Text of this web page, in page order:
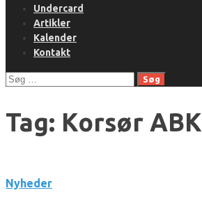
Undercard
Artikler
Kalender
Kontakt
Søg
Tag: Korsør ABK
Nyheder